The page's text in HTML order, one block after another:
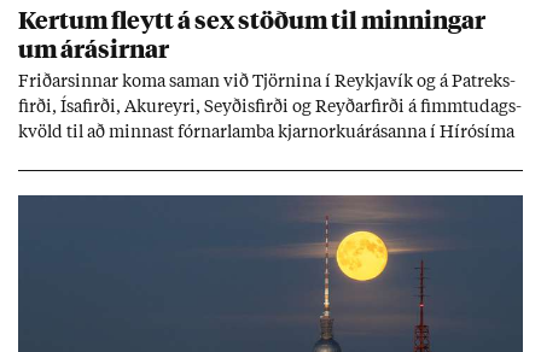
Kert­um fleytt á sex stöð­um til minn­ing­ar
um árás­irn­ar
Frið­arsinn­ar koma sam­an við Tjörn­ina í Reykja­vík og á Pat­reks­
firði, Ísa­firði, Ak­ur­eyri, Seyð­is­firði og Reyð­ar­firði á fimmtu­dags­
kvöld til að minn­ast fórn­ar­lamba kjarn­orku­árás­anna í Hírósíma